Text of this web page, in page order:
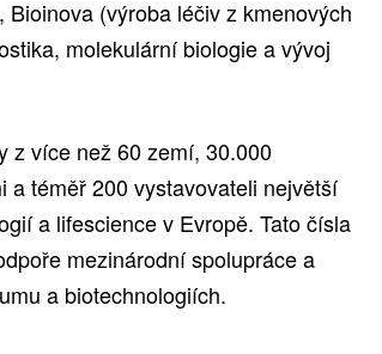
(výroba léčiv z kmenových
molekulární biologie a vývoj
z více než 60 zemí, 30.000
a téměř 200 vystavovateli největší
a lifescience v Evropě. Tato čísla
mezinárodní spolupráce a
a biotechnologiích.